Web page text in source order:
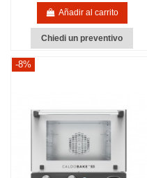
Añadir al carrito
Chiedi un preventivo
-8%